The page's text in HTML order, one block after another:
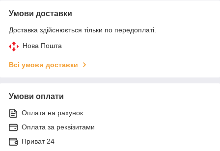
Умови доставки
Доставка здійснюється тільки по передоплаті.
Нова Пошта
Всі умови доставки
Умови оплати
Оплата на рахунок
Оплата за реквізитами
Приват 24